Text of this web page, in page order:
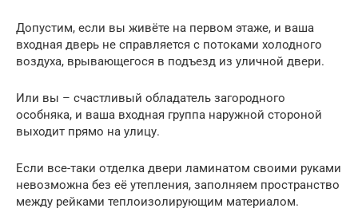
Допустим, если вы живёте на первом этаже, и ваша
входная дверь не справляется с потоками холодного
воздуха, врывающегося в подъезд из уличной двери.
Или вы – счастливый обладатель загородного
особняка, и ваша входная группа наружной стороной
выходит прямо на улицу.
Если все-таки отделка двери ламинатом своими руками
невозможна без её утепления, заполняем пространство
между рейками теплоизолирующим материалом.